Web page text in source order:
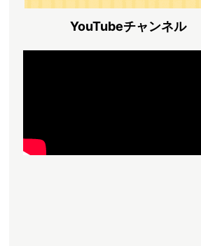
YouTubeチャンネル